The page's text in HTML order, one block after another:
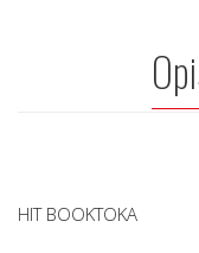
HIT BOOKTOKA